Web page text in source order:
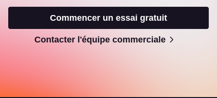
Commencer un essai gratuit
Contacter l'équipe commerciale